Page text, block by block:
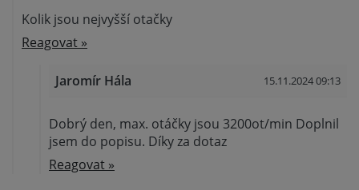
Kolik jsou nejvyšší otačky
Reagovat »
Jaromír Hála 15.11.2024 09:13
Dobrý den, max. otáčky jsou 3200ot/min Doplnil
jsem do popisu. Díky za dotaz
Reagovat »